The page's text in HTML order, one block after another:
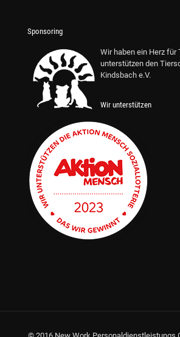
Sponsoring
Wir haben ein Herz für
unterstützen den
Kindsbach e.V.
Wir unterstützen